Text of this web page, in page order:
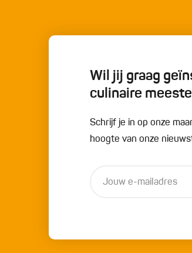
Wil jij graag
culinaire
Schrijf je in op onze
hoogte van onze